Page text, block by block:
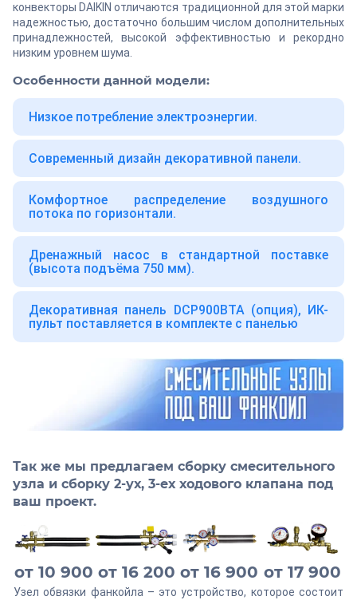
конвекторы DAIKIN отличаются традиционной для этой марки
надежностью, достаточно большим числом дополнительных
принадлежностей, высокой эффективностью и рекордно
низким уровнем шума.
Особенности данной модели:
Низкое потребление электроэнергии.
Современный дизайн декоративной панели.
Комфортное распределение воздушного
потока по горизонтали.
Дренажный насос в стандартной поставке
(высота подъёма 750 мм).
Декоративная панель DCP900BTA (опция), ИК-
пульт поставляется в комплекте с панелью
Так же мы предлагаем сборку смесительного
узла и сборку 2-ух, 3-ех ходового клапана под
ваш проект.
от 10 900 от 16 200 от 16 900 от 17 900
Узел обвязки фанкойла – это устройство, которое состоит